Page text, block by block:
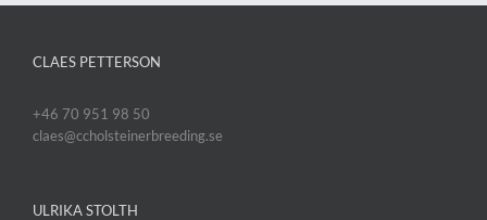
CLAES PETTERSON
+46 70 951 98 50
claes@ccholsteinerbreeding.se
ULRIKA STOLTH